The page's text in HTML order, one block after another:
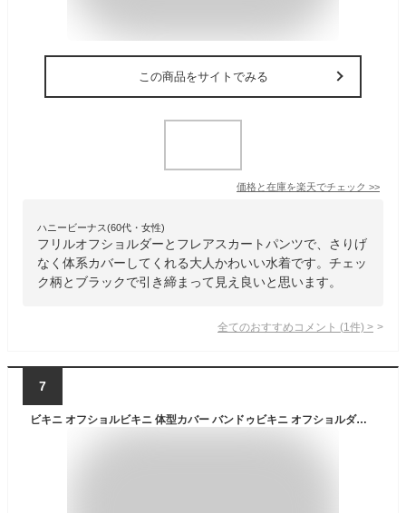
この商品をサイトでみる
価格と在庫を楽天でチェック >>
ハニービーナス(60代・女性)
フリルオフショルダーとフレアスカートパンツで、さりげ
なく体系カバーしてくれる大人かわいい水着です。チェッ
ク柄とブラックで引き締まって見え良いと思います。
全てのおすすめコメント (1 件) >
7
ビキニ オフショルビキニ 体型カバー バンドゥビキニ オフショルダー 水着 レディース 小胸 胸を盛れる 胸にボリューム 二の腕を隠す セクシー ハイウエスト パンツ フリル ひらひら 大人っぽい 可愛い プール ビーチ 大きいサイズ M L LL XL 双子コーデ [J](Q)